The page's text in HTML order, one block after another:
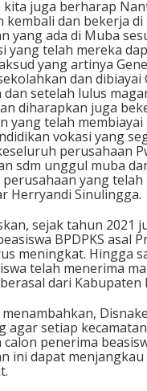
kita juga berharap
kembali dan bekerja
yang ada di Muba
yang telah mereka
yang artinya
dan dibiayai
dan setelah lulus
diharapkan juga
yang telah
vokasi yang
perusahaan
sdm unggul muba
yang telah
Herryandi Sinulingga.
sejak tahun 2021
BPDPKS asal
meningkat. Hingga
telah menerima
dari Kabupaten
agar setiap
penerima
ini dapat